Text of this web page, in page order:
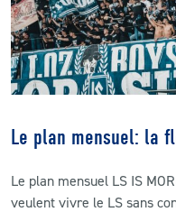
Le plan mensuel: la
Le plan mensuel LS IS
veulent vivre le LS sans